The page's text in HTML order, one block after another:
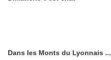
Dans les Monts du Lyonnais ...